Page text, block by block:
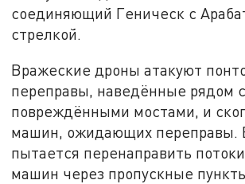
соединяющий Геническ с
стрелкой.
Вражеские дроны атакуют
переправы, наведённые рядом с
повреждёнными мостами, и
машин, ожидающих переправы.
пытается перенаправить
машин через пропускные